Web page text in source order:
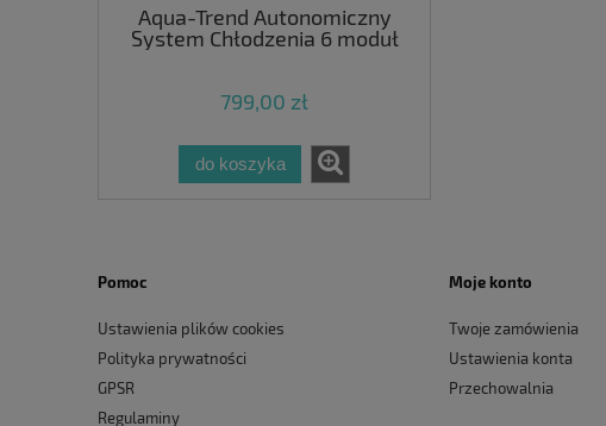
Aqua-Trend Autonomiczny
System Chłodzenia 6 moduł
799,00 zł
do koszyka
Pomoc
Ustawienia plików cookies
Polityka prywatności
GPSR
Regulaminy
Moje konto
Twoje zamówienia
Ustawienia konta
Przechowalnia